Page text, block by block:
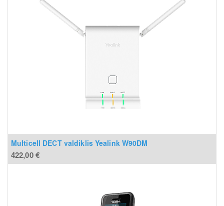
Multicell DECT valdiklis Yealink W90DM
422,00€